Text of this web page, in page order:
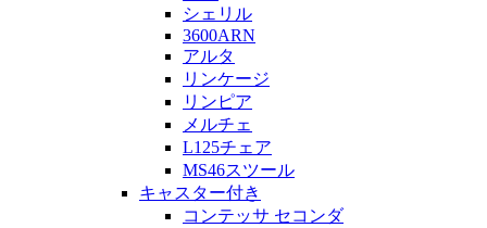
シェリル
3600ARN
アルタ
リンケージ
リンピア
メルチェ
L125チェア
MS46スツール
キャスター付き
コンテッサ セコンダ